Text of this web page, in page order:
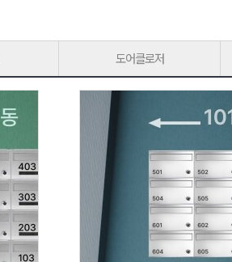
도어클로저